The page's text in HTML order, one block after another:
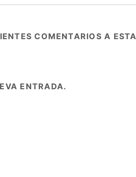
COMENTARIOS A ESTA
ENTRADA.